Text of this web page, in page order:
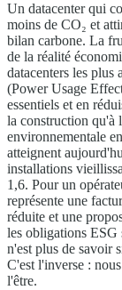
Un datacenter qui
moins de CO₂ et
bilan carbone. La
de la réalité
datacenters les
(Power Usage
essentiels et en
la construction qu'à
environnementale
atteignent
installations
1,6. Pour un
représente une
réduite et une
les obligations ESG
n'est plus de savoir
C'est l'inverse :
l'être.